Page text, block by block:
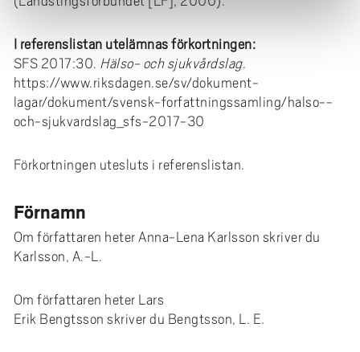
I referenslistan utelämnas förkortningen:
SFS 2017:30. Hälso- och sjukvårdslag.
https://www.riksdagen.se/sv/dokument-
lagar/dokument/svensk-forfattningssamling/halso--
och-sjukvardslag_sfs-2017-30
Förkortningen utesluts i referenslistan.
Förnamn
Om författaren heter Anna-Lena Karlsson skriver du
Karlsson, A.-L.
Om författaren heter Lars
Erik Bengtsson skriver du Bengtsson, L. E.